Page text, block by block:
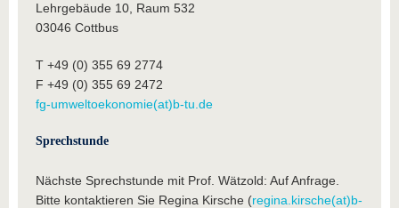
Lehrgebäude 10, Raum 532
03046 Cottbus
T +49 (0) 355 69 2774
F +49 (0) 355 69 2472
fg-umweltoekonomie(at)b-tu.de
Sprechstunde
Nächste Sprechstunde mit Prof. Wätzold: Auf Anfrage.
Bitte kontaktieren Sie Regina Kirsche (regina.kirsche(at)b-